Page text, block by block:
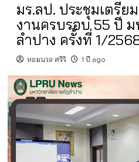
มร.ลป. ประชุมเตรีย
งานครบรอบ 55 ปี
ลำปาง ครั้งที่ 1/
หอมนวล ศรีริ 1 ปี ago